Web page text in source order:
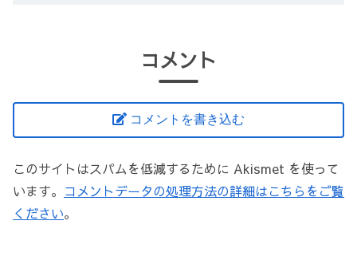
コメント
コメントを書き込む
このサイトはスパムを低減するために Akismet を使って
います。 コメントデータの処理方法の詳細はこちらをご覧
ください。